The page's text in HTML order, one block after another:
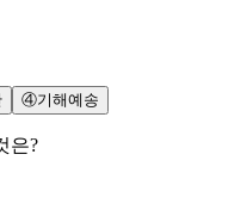
④기해예송
은?